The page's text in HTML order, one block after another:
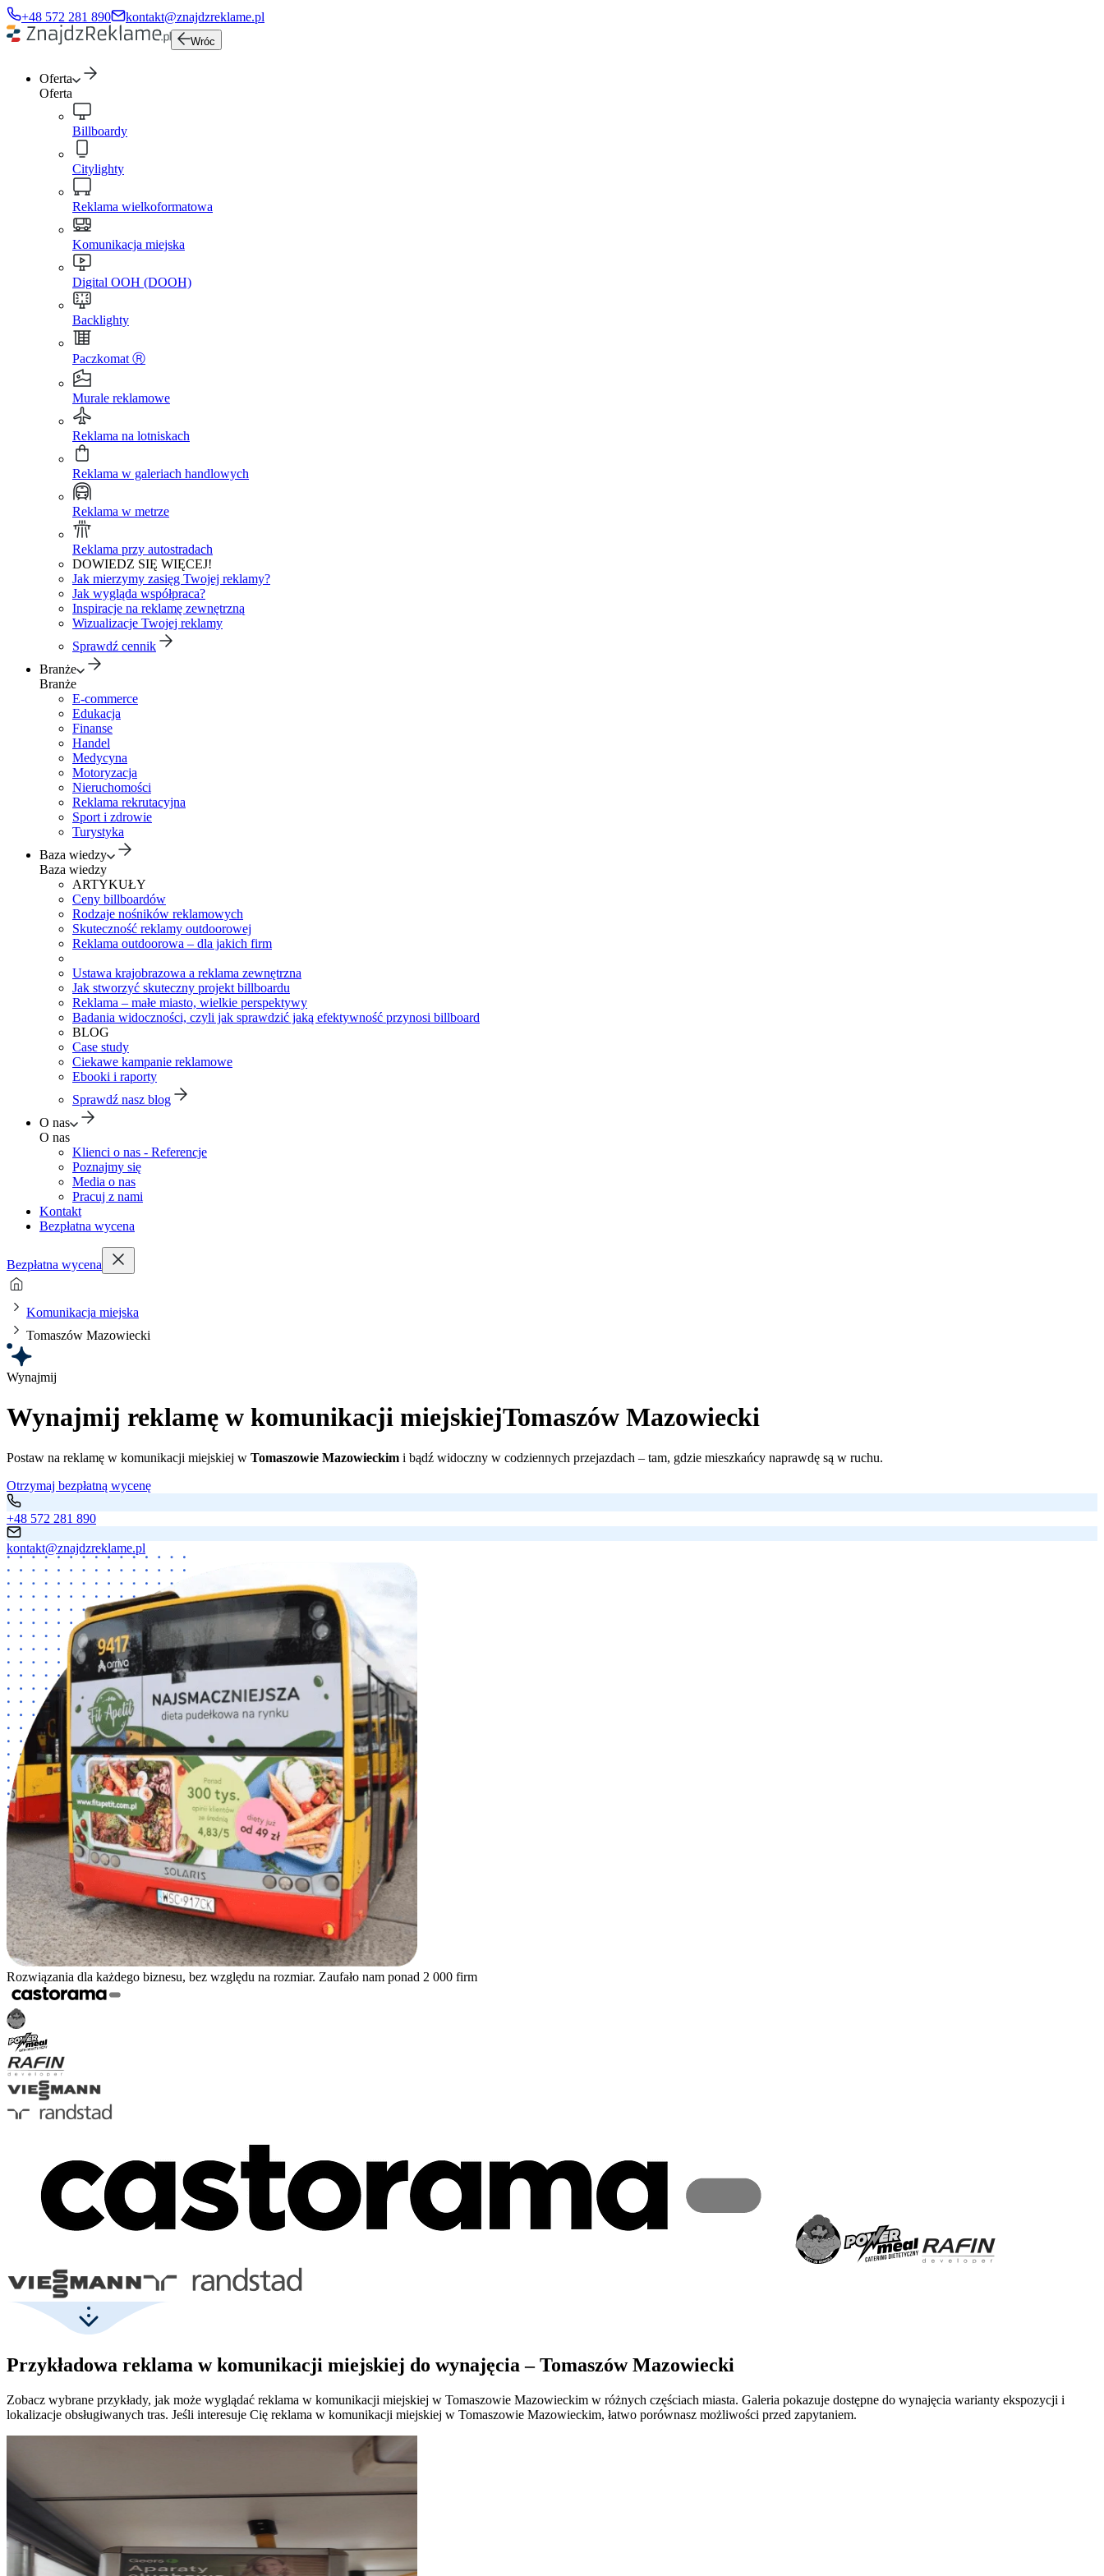
+48 572 281 890 kontakt@znajdzreklame.pl
Wróc
Oferta
Oferta
Billboardy
Citylighty
Reklama wielkoformatowa
Komunikacja miejska
Digital OOH (DOOH)
Backlighty
Paczkomat Ⓡ
Murale reklamowe
Reklama na lotniskach
Reklama w galeriach handlowych
Reklama w metrze
Reklama przy autostradach
DOWIEDZ SIĘ WIĘCEJ!
Jak mierzymy zasięg Twojej reklamy?
Jak wygląda współpraca?
Inspiracje na reklamę zewnętrzną
Wizualizacje Twojej reklamy
Sprawdź cennik
Branże
Branże
E-commerce
Edukacja
Finanse
Handel
Medycyna
Motoryzacja
Nieruchomości
Reklama rekrutacyjna
Sport i zdrowie
Turystyka
Baza wiedzy
Baza wiedzy
ARTYKUŁY
Ceny billboardów
Rodzaje nośników reklamowych
Skuteczność reklamy outdoorowej
Reklama outdoorowa – dla jakich firm
Ustawa krajobrazowa a reklama zewnętrzna
Jak stworzyć skuteczny projekt billboardu
Reklama – małe miasto, wielkie perspektywy
Badania widoczności, czyli jak sprawdzić jaką efektywność przynosi billboard
BLOG
Case study
Ciekawe kampanie reklamowe
Ebooki i raporty
Sprawdź nasz blog
O nas
O nas
Klienci o nas - Referencje
Poznajmy się
Media o nas
Pracuj z nami
Kontakt
Bezpłatna wycena
Bezpłatna wycena
Komunikacja miejska
Tomaszów Mazowiecki
Wynajmij
Wynajmij reklamę w komunikacji miejskiejTomaszów Mazowiecki
Postaw na reklamę w komunikacji miejskiej w Tomaszowie Mazowieckim i bądź widoczny w codziennych przejazdach – tam, gdzie mieszkańcy naprawdę są w ruchu.
Otrzymaj bezpłatną wycenę
+48 572 281 890
kontakt@znajdzreklame.pl
Rozwiązania dla każdego biznesu, bez względu na rozmiar. Zaufało nam ponad 2 000 firm
Przykładowa reklama w komunikacji miejskiej do wynajęcia – Tomaszów Mazowiecki
Zobacz wybrane przykłady, jak może wyglądać reklama w komunikacji miejskiej w Tomaszowie Mazowieckim w różnych częściach miasta. Galeria pokazuje dostępne do wynajęcia warianty ekspozycji i
lokalizacje obsługiwanych tras. Jeśli interesuje Cię reklama w komunikacji miejskiej w Tomaszowie Mazowieckim, łatwo porównasz możliwości przed zapytaniem.